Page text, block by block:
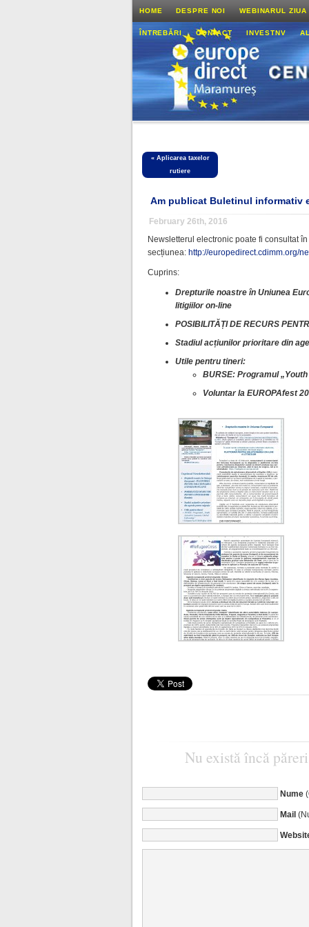
HOME DESPRE NOI WEBINARUL
ÎNTREBĂRI CONTACT INVESTNV
« Aplicarea taxelor
rutiere
Am publicat Buletinul informativ
February 26th, 2016
Newsletterul electronic poate fi consultat în
secțiunea: http://europedirect.cdimm.org/
Cuprins:
Drepturile noastre în Uniunea
litigiilor on-line
POSIBILITĂȚI DE RECURS
Stadiul acțiunilor prioritare din
Utile pentru tineri:
BURSE: Programul
Voluntar la EUROPAfest
Nu există încă
Nume
Mail